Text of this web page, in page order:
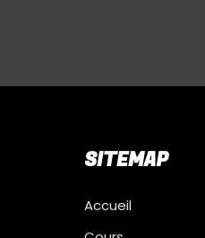
SITEMAP
Accueil